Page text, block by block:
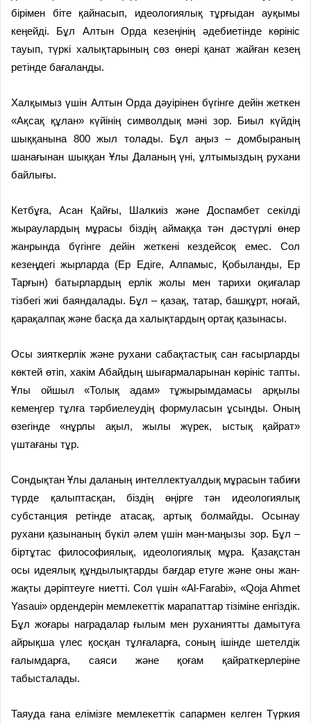
бірімен біте қайнасып, идеологиялық тұрғыдан ауқымы
кеңейді. Бұл Алтын Орда кезеңінің әдебиетінде көрініс
тауып, түркі халықтарының сөз өнері қанат жайған кезең
ретінде бағаланды.
Халқымыз үшін Алтын Орда дәуірінен бүгінге дейін жеткен
«Ақсақ құлан» күйінің символдық мәні зор. Биыл күйдің
шыққанына 800 жыл толады. Бұл аңыз – домбыраның
шанағынан шыққан Ұлы Даланың үні, ұлтымыздың рухани
байлығы.
Кетбұға, Асан Қайғы, Шалкиіз және Доспамбет секілді
жыраулардың мұрасы біздің аймаққа тән дәстүрлі өнер
жанрында бүгінге дейін жеткені кездейсоқ емес. Сол
кезеңдегі жырларда (Ер Едіге, Алпамыс, Қобыланды, Ер
Тарғын) батырлардың ерлік жолы мен тарихи оқиғалар
тізбегі жиі баяндалады. Бұл – қазақ, татар, башқұрт, ноғай,
қарақалпақ және басқа да халықтардың ортақ қазынасы.
Осы зияткерлік және рухани сабақтастық сан ғасырларды
көктей өтіп, хакім Абайдың шығармаларынан көрініс тапты.
Ұлы ойшыл «Толық адам» тұжырымдамасы арқылы
кемеңгер тұлға тәрбиелеудің формуласын ұсынды. Оның
өзегінде «нұрлы ақыл, жылы жүрек, ыстық қайрат»
үштағаны тұр.
Сондықтан Ұлы даланың интеллектуалдық мұрасын табиғи
түрде қалыптасқан, біздің өңірге тән идеологиялық
субстанция ретінде атасақ, артық болмайды. Осынау
рухани қазынаның бүкіл әлем үшін мән-маңызы зор. Бұл –
біртұтас философиялық, идеологиялық мұра. Қазақстан
осы идеялық құндылықтарды бағдар етуге және оны жан-
жақты дәріптеуге ниетті. Сол үшін «Al-Farabi», «Qoja Ahmet
Yasaui» ордендерін мемлекеттік марапаттар тізіміне енгіздік.
Бұл жоғары наградалар ғылым мен руханиятты дамытуға
айрықша үлес қосқан тұлғаларға, соның ішінде шетелдік
ғалымдарға, саяси және қоғам қайраткерлеріне
табысталады.
Таяуда ғана елімізге мемлекеттік сапармен келген Түркия